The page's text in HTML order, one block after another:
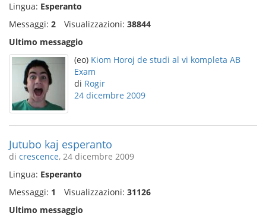
Lingua: Esperanto
Messaggi: 2 Visualizzazioni: 38844
Ultimo messaggio
(eo) Kiom Horoj de studi al vi kompleta AB
Exam
di Rogir
24 dicembre 2009
Jutubo kaj esperanto
di crescence, 24 dicembre 2009
Lingua: Esperanto
Messaggi: 1 Visualizzazioni: 31126
Ultimo messaggio